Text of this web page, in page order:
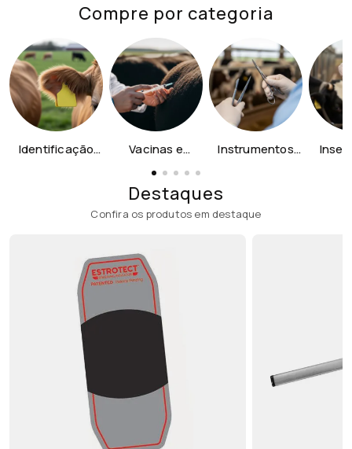
Compre por categoria
Identificação
Vacinas e
Instrumentos
Destaques
Confira os produtos em destaque